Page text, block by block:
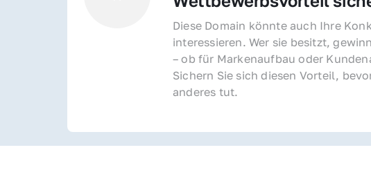
Diese Domain könnte auch Ihre
interessieren. Wer sie besitzt,
– ob für Markenaufbau oder
Sichern Sie sich diesen Vorteil,
anderes tut.